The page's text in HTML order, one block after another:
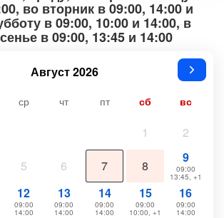
во вторник в 09:00, 14:00 и
в 09:00, 10:00 и 14:00, в
в 09:00, 13:45 и 14:00
Август 2026
ср чт пт сб вс
1 2
5 6 7 8
9
09:00
13:45, +1
12
09:00
14:00
13
09:00
14:00
14
09:00
14:00
15
09:00
10:00, +1
16
09:00
14:00